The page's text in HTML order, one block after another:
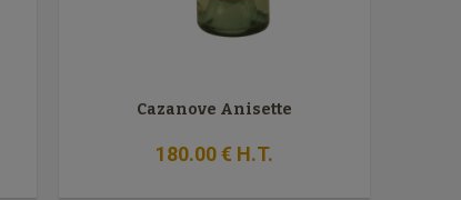
Cazanove Anisette
180.00€ H.T.